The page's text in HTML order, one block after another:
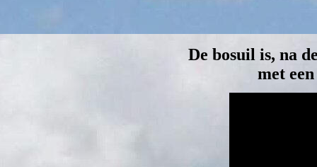
De bosuil is, na
met